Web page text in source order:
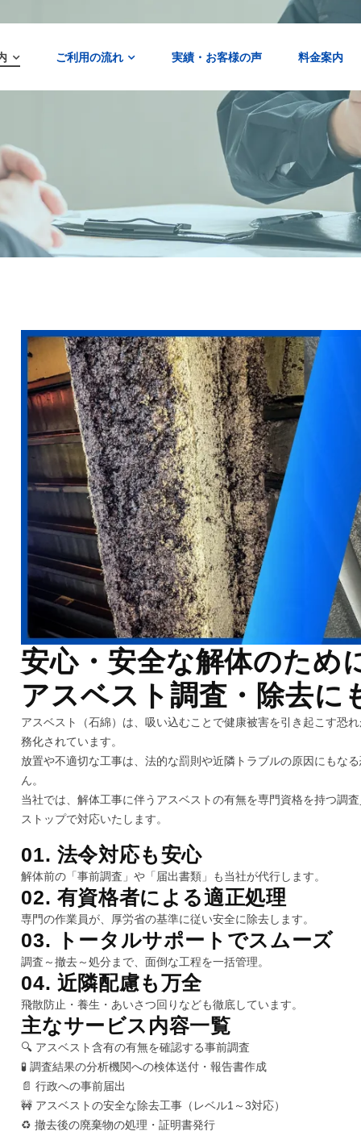
ご利用の流れ 実績・お客様の声 料金案内
安心・安全な解体のため
アスベスト調査・除去に
アスベスト（石綿）は、吸い込むことで健康被害を引き起こす恐
務化されています。
放置や不適切な工事は、法的な罰則や近隣トラブルの原因にもな
ん。
当社では、解体工事に伴うアスベストの有無を専門資格を持つ調
ストップで対応いたします。
01. 法令対応も安心
解体前の「事前調査」や「届出書類」も当社が代行します。
02. 有資格者による適正処理
専門の作業員が、厚労省の基準に従い安全に除去します。
03. トータルサポートでスムーズ
調査～撤去～処分まで、面倒な工程を一括管理。
04. 近隣配慮も万全
飛散防止・養生・あいさつ回りなども徹底しています。
主なサービス内容一覧
🔍 アスベスト含有の有無を確認する事前調査
🧪 調査結果の分析機関への検体送付・報告書作成
📄 行政への事前届出
🚧 アスベストの安全な除去工事（レベル1～3対応）
♻️ 撤去後の廃棄物の処理・証明書発行